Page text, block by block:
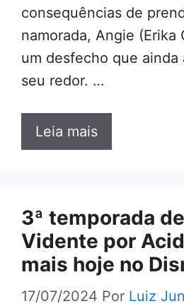
consequências de
namorada, Angie (Erika
um desfecho que ainda
seu redor. …
Leia mais
3ª temporada
Vidente por
mais hoje no
17/07/2024 Por Luiz